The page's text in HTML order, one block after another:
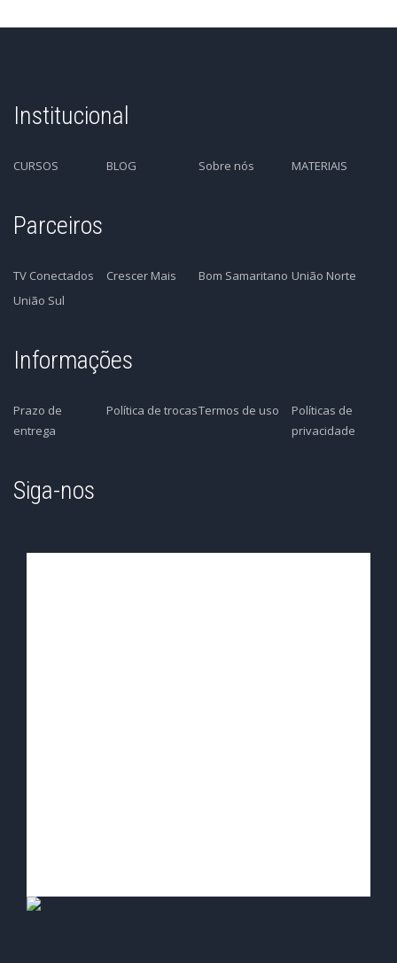
Institucional
CURSOS BLOG Sobre nós MATERIAIS
Parceiros
TV Conectados Crescer Mais Bom Samaritano União Norte
União Sul
Informações
Prazo de
entrega
Política de trocasTermos de uso
Políticas de
privacidade
Siga-nos